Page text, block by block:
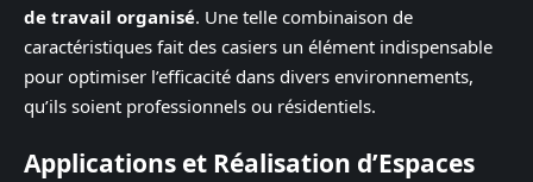
de travail organisé. Une telle combinaison de
caractéristiques fait des casiers un élément indispensable
pour optimiser l’efficacité dans divers environnements,
qu’ils soient professionnels ou résidentiels.
Applications et Réalisation d’Espaces